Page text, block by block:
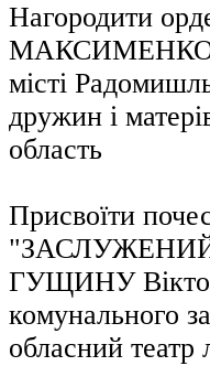
Нагородити
МАКСИМЕНКО
місті
дружин і
область
Присвоїти
ГУЩИНУ
комунального
обласний